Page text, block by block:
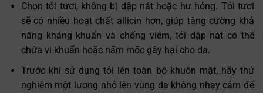
Chọn tỏi tươi, không bị dập nát hoặc hư hỏng. Tỏi tươi
sẽ có nhiều hoạt chất allicin hơn, giúp tăng cường khả
năng kháng khuẩn và chống viêm, tỏi dập nát có thể
chứa vi khuẩn hoặc nấm mốc gây hại cho da.
Trước khi sử dụng tỏi lên toàn bộ khuôn mặt, hãy thử
nghiệm một lượng nhỏ lên vùng da không nhạy cảm để